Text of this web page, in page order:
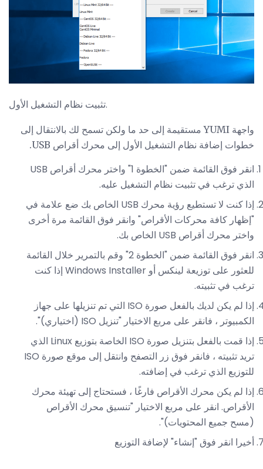
تثبيت نظام التشغيل الأول.
واجهة YUMI مستقيمة إلى حد ما ولكن تسمح لك بالانتقال إلى
خطوات إضافة نظام التشغيل الأول إلى محرك أقراص USB.
انقر فوق القائمة ضمن "الخطوة 1" واختر محرك أقراص USB
الذي ترغب في تثبيت نظام التشغيل عليه.
إذا كنت لا تستطيع رؤية محرك USB الخاص بك ضع علامة في
"إظهار كافة محركات الأقراص" وانقر فوق القائمة مرة أخرى
واختر محرك أقراص USB الخاص بك.
انقر فوق القائمة ضمن "الخطوة 2" وقم بالتمرير خلال القائمة
للعثور على توزيعة لينكس أو Windows Installer إذا كنت
ترغب في تثبيته.
إذا لم يكن لديك بالفعل صورة ISO التي تم تنزيلها على جهاز
الكمبيوتر ، فانقر على مربع الاختيار "تنزيل ISO (اختياري)".
إذا قمت بالفعل بتنزيل صورة ISO الخاصة بتوزيع Linux الذي
تريد تثبيته ، فانقر فوق زر التصفح وانتقل إلى موقع صورة ISO
للتوزيع الذي ترغب في إضافته.
إذا لم يكن محرك الأقراص فارغًا ، فستحتاج إلى تهيئة محرك
الأقراص. انقر على مربع الاختيار "تنسيق محرك الأقراص
(مسح جميع المحتويات)".
أخيرا انقر فوق "إنشاء" لإضافة التوزيع